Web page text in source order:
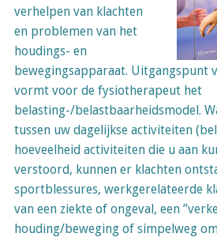
verhelpen van klachten
en problemen van het
houdings- en
bewegingsapparaat. Uitgangspunt
vormt voor de fysiotherapeut het
belasting-/belastbaarheidsmodel.
tussen uw dagelijkse activiteiten
hoeveelheid activiteiten die u aan
verstoord, kunnen er klachten
sportblessures, werkgerelateerde
van een ziekte of ongeval, een
houding/beweging of simpelweg